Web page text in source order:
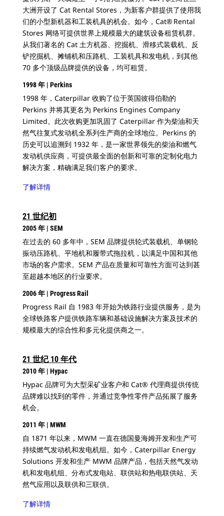
大洲开设了 Cat Rental Stores，为新客户群提供了使用我
们的小型新机器和工装机具的机会。如今，Cat® Rental
Stores 网络可提供世界上规模最大的建筑设备租赁机群。
从我们著名的 Cat 土方机器、挖掘机、滑移式装载机、反
铲挖掘机、摊铺机和压路机、工装机具和发电机，到其他
70 多个顶级品牌提供的设备，均可租赁。
1998 年 | Perkins
1998 年，Caterpillar 收购了位于英国彼得伯勒的
Perkins 并将其更名为 Perkins Engines Company
Limited。此次收购更加巩固了 Caterpillar 作为柴油和天
然气往复式发动机全系列生产商的全球地位。Perkins 的
历史可以追溯到 1932 年，是一家世界领先的柴油和燃气
发动机供应商，可提供最全面的创新和可靠的定制化电力
解决方案，精确满足我们客户的要求。
了解详情
21 世纪初
2005 年 | SEM
在过去的 60 多年中，SEM 品牌提供轮式装载机、单钢轮
振动压路机、平地机和履带式拖拉机，以满足中国和其他
市场的客户需求。SEM 产品在质量和可靠性方面可达到甚
至超越本地区的行业要求。
2006 年 | Progress Rail
Progress Rail 自 1983 年开始为铁路行业提供服务，是为
全球铁路客户提供铁路车辆和基础设施解决方案及技术的
规模最大的综合性和多元化提供商之一。
21 世纪 10 年代
2010 年 | Hypac
Hypac 品牌可为大型采矿业客户和 Cat® 代理商提供传统
品牌难以找到的零件，并通过竞争性零件产品拓展了服务
机会。
2011 年 | MWM
自 1871 年以来，MWM 一直在德国曼海姆开发和生产可
持续燃气发动机和发电机组。如今，Caterpillar Energy
Solutions 开发和生产 MWM 品牌产品，包括天然气发动
机和发电机组、分布式发电站、联供站和热电联供站、天
然气应用以及联供和三联供。
了解详情